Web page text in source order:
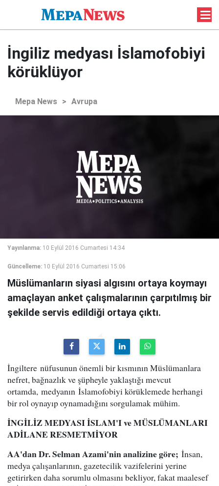
İngiliz medyası İslamofobiyi
körüklüyor
Mepa News > Avrupa
Yayınlanma: 10 Eylül 2016 Cumartesi 14:34
Güncelleme: 10 Eylül 2016 Cumartesi 15:06
Müslümanların siyasi algısını ortaya koymayı
amaçlayan anket çalışmalarının çarpıtılmış bir
şekilde servis edildiği ortaya çıktı.
İngiltere nüfusunun önemli bir kısmının Müslümanlara
nefret, bağnazlık ve şüpheyle yaklaştığı mevcut
ortamda, medyanın İslamofobiyi körüklemede herhangi
bir rol oynayıp oynamadığını sorgulamak mühim.
İNGİLİZ MEDYASI İSLAM'I ve MÜSLÜMANLARI
ADİLANE RESMETMİYOR
AA'dan Dr. Selman Azami'nin analizine göre; İnsan,
medya çalışanlarının, gazetecilik vazifelerini yerine
getirirken daha sorumlu olmasını bekliyor, fakat maalesef